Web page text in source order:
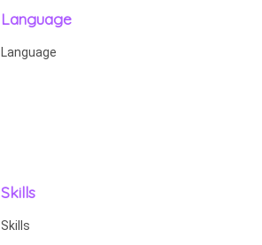
Language
Language
Skills
Skills